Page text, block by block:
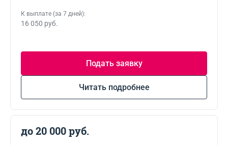
К выплате (за 7 дней):
16 050 руб.
Подать заявку
Читать подробнее
до 20 000 руб.